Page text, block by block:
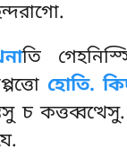
তি
হোতি.
চ